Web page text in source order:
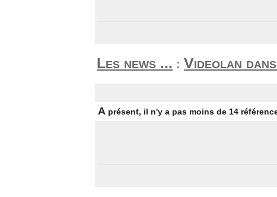
Les news ... : Videolan
A présent, il n'y a pas moins de 14